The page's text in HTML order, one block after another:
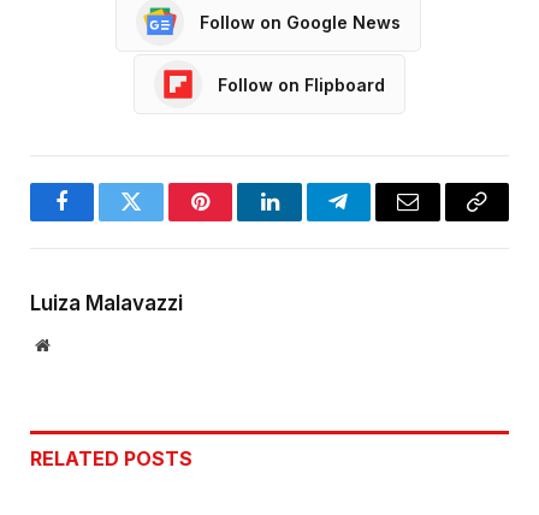
Follow on Google News
Follow on Flipboard
FacebookTwitter PinterestLinkedInTelegramEmail
Copy
Luiza Malavazzi
Website
RELATED POSTS